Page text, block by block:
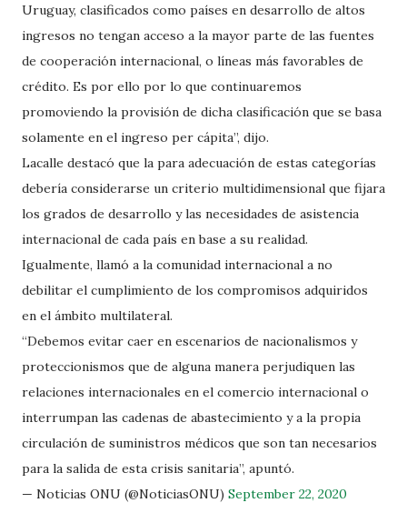
Uruguay, clasificados como países en desarrollo de altos
ingresos no tengan acceso a la mayor parte de las fuentes
de cooperación internacional, o líneas más favorables de
crédito. Es por ello por lo que continuaremos
promoviendo la provisión de dicha clasificación que se basa
solamente en el ingreso per cápita”, dijo.
Lacalle destacó que la para adecuación de estas categorías
debería considerarse un criterio multidimensional que fijara
los grados de desarrollo y las necesidades de asistencia
internacional de cada país en base a su realidad.
Igualmente, llamó a la comunidad internacional a no
debilitar el cumplimiento de los compromisos adquiridos
en el ámbito multilateral.
“Debemos evitar caer en escenarios de nacionalismos y
proteccionismos que de alguna manera perjudiquen las
relaciones internacionales en el comercio internacional o
interrumpan las cadenas de abastecimiento y a la propia
circulación de suministros médicos que son tan necesarios
para la salida de esta crisis sanitaria”, apuntó.
— Noticias ONU (@NoticiasONU) September 22, 2020